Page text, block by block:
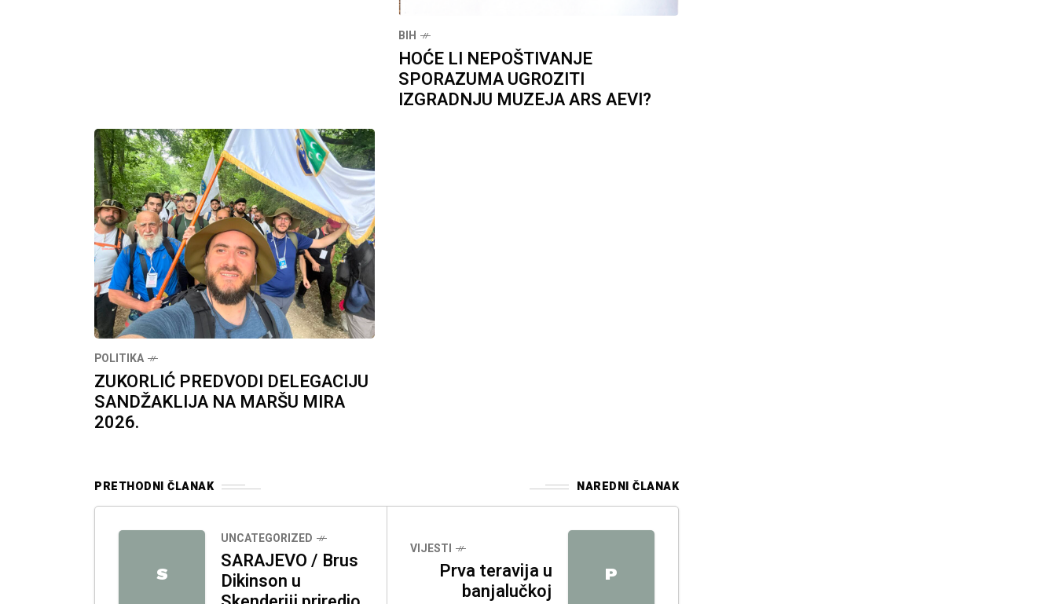
BIH
HOĆE LI NEPOŠTIVANJE
SPORAZUMA UGROZITI
IZGRADNJU MUZEJA ARS AEVI?
POLITIKA
ZUKORLIĆ PREDVODI DELEGACIJU
SANDŽAKLIJA NA MARŠU MIRA
2026.
PRETHODNI ČLANAK NAREDNI ČLANAK
S
UNCATEGORIZED
SARAJEVO / Brus
Dikinson u
P
VIJESTI
Prva teravija u
banjalučkoj